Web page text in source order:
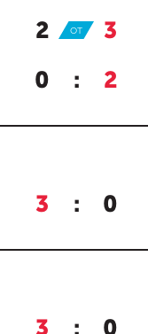
2 : 3
ОТ
0 : 2
3 : 0
3 : 0